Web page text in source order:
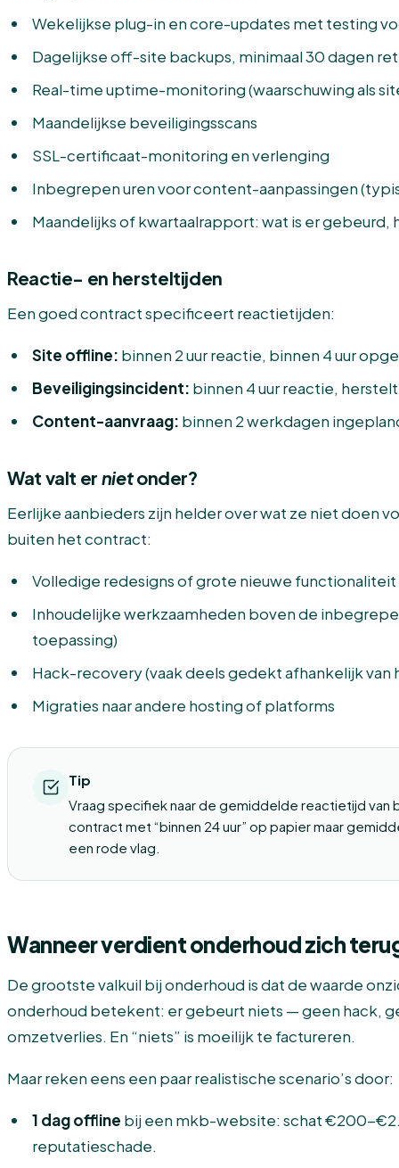
Wekelijkse plug-in en core-updates met testing
Dagelijkse off-site backups, minimaal 30 dagen
Real-time uptime-monitoring (waarschuwing als
Maandelijkse beveiligingsscans
SSL-certificaat-monitoring en verlenging
Inbegrepen uren voor content-aanpassingen
Maandelijks of kwartaalrapport: wat is er
Reactie- en hersteltijden
Een goed contract specificeert reactietijden:
Site offline: binnen 2 uur reactie, binnen 4 uur
Beveiligingsincident: binnen 4 uur reactie,
Content-aanvraag: binnen 2 werkdagen
Wat valt er nietonder?
Eerlijke aanbieders zijn helder over wat ze niet doen
buiten het contract:
Volledige redesigns of grote nieuwe
Inhoudelijke werkzaamheden boven de
toepassing)
Hack-recovery (vaak deels gedekt afhankelijk van
Migraties naar andere hosting of platforms
Tip
Vraag specifiek naar de gemiddelde reactietijd van
contract met “binnen 24 uur” op papier maar
een rode vlag.
Wanneer verdient onderhoud zich
De grootste valkuil bij onderhoud is dat de waarde
onderhoud betekent: er gebeurt niets — geen hack,
omzetverlies. En “niets” is moeilijk te factureren.
Maar reken eens een paar realistische scenario’s door:
1 dag offline bij een mkb-website: schat €200-
reputatieschade.